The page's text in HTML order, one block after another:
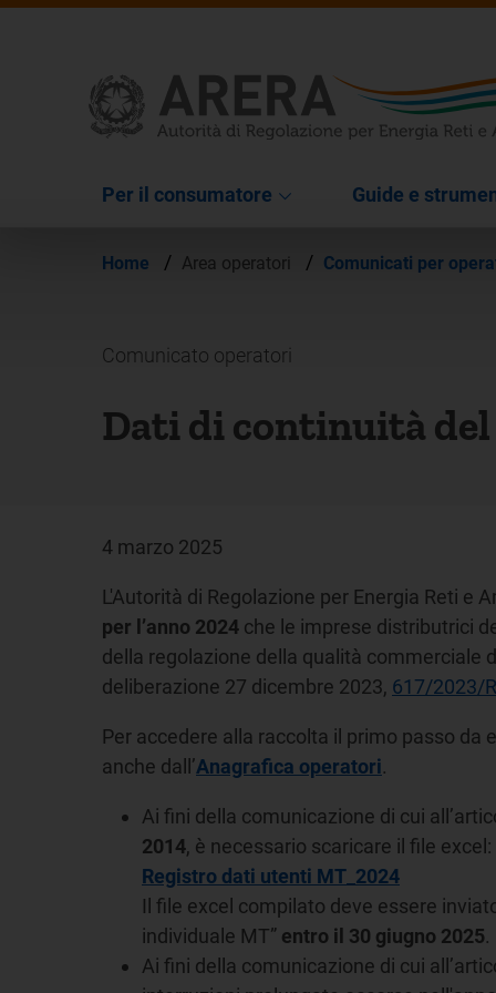
Per il consumatore Guide e
Home / Area operatori / Comunicati per
Comunicato operatori
Dati di continuità
4 marzo 2025
L'Autorità di Regolazione per Energia Reti e
per l’anno 2024 che le imprese distributrici
della regolazione della qualità commerciale
deliberazione 27 dicembre 2023, 617/2023/
Per accedere alla raccolta il primo passo
anche dall’Anagrafica operatori.
Ai fini della comunicazione di cui
2014, è necessario scaricare il file excel:
Registro dati utenti MT_2024
Il file excel compilato deve essere
individuale MT” entro il 30 giugno 2025.
Ai fini della comunicazione di cui